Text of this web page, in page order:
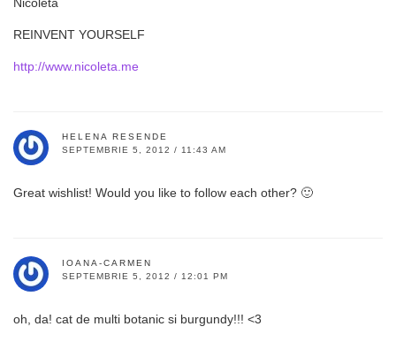
REINVENT YOURSELF
http://www.nicoleta.me
HELENA RESENDE
SEPTEMBRIE 5, 2012 / 11:43 AM
Great wishlist! Would you like to follow each other? 🙂
IOANA-CARMEN
SEPTEMBRIE 5, 2012 / 12:01 PM
oh, da! cat de multi botanic si burgundy!!! <3